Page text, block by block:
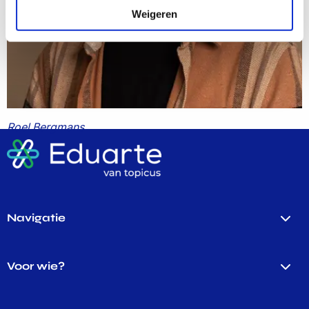
Weigeren
Roel Bergmans
Navigatie
Voor wie?